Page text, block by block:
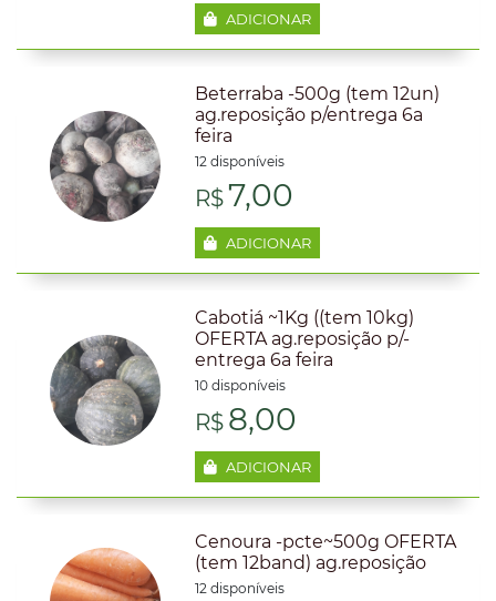
preço
original
era:
atual
é:
ADICIONAR
Beterraba -500g (tem 12un)
ag.reposição p/entrega 6a
feira
12 disponíveis
R$7,00
ADICIONAR
Cabotiá ~1Kg ((tem 10kg)
OFERTA ag.reposição p/-
entrega 6a feira
10 disponíveis
R$ 8,00
ADICIONAR
Cenoura -pcte~500g OFERTA
(tem 12band) ag.reposição
12 disponíveis